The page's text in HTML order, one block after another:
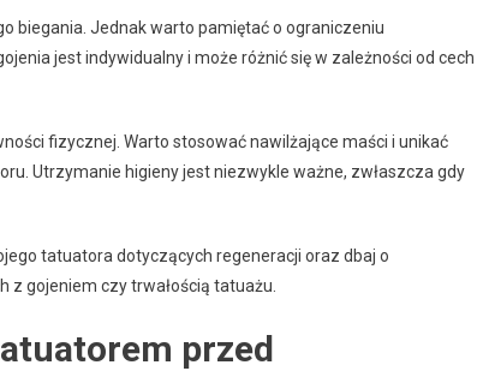
biegania. Jednak warto pamiętać o ograniczeniu
jest indywidualny i może różnić się w zależności od cech
fizycznej. Warto stosować nawilżające maści i unikać
Utrzymanie higieny jest niezwykle ważne, zwłaszcza gdy
tatuatora dotyczących regeneracji oraz dbaj o
z gojeniem czy trwałością tatuażu.
przed